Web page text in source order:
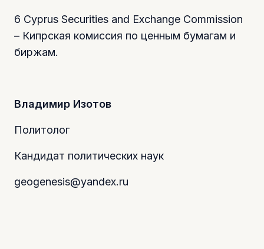
6 Cyprus Securities and Exchange Commission
– Кипрская комиссия по ценным бумагам и
биржам.
Владимир Изотов
Политолог
Кандидат политических наук
geogenesis@yandex.ru